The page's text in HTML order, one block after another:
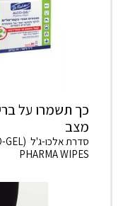
כך תשמרו על
מצב
PHARMA WIPES